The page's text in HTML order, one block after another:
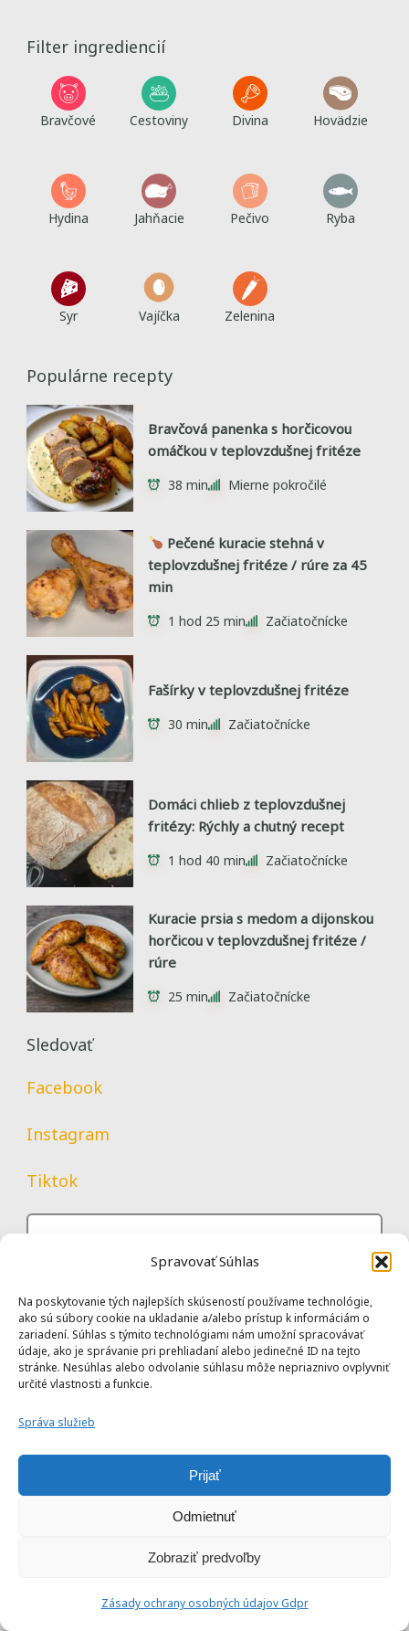
Spravovať Súhlas
Na poskytovanie tých najlepších skúseností používame technológie,
ako sú súbory cookie na ukladanie a/alebo prístup k informáciám o
zariadení. Súhlas s týmito technológiami nám umožní spracovávať
údaje, ako je správanie pri prehliadaní alebo jedinečné ID na tejto
stránke. Nesúhlas alebo odvolanie súhlasu môže nepriaznivo ovplyvniť
určité vlastnosti a funkcie.
Správa služieb
Prijať
Odmietnuť
Zobraziť predvoľby
Zásady ochrany osobných údajov Gdpr
Filter ingrediencií
Bravčové Cestoviny Divina Hovädzie
Hydina Jahňacie Pečivo Ryba
Syr Vajíčka Zelenina
Populárne recepty
Bravčová panenka s horčicovou
omáčkou v teplovzdušnej fritéze
38 min Mierne pokročilé
Pečené kuracie stehná v
teplovzdušnej fritéze / rúre za 45
min
1 hod 25 min Začiatočnícke
Fašírky v teplovzdušnej fritéze
30 min Začiatočnícke
Domáci chlieb z teplovzdušnej
fritézy: Rýchly a chutný recept
1 hod 40 min Začiatočnícke
Kuracie prsia s medom a dijonskou
horčicou v teplovzdušnej fritéze /
rúre
25 min Začiatočnícke
Sledovať
Facebook
Instagram
Tiktok